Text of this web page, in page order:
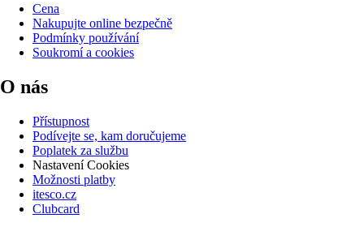
Cena
Nakupujte online bezpečně
Podmínky používání
Soukromí a cookies
O nás
Přístupnost
Podívejte se, kam doručujeme
Poplatek za službu
Nastavení Cookies
Možnosti platby
itesco.cz
Clubcard